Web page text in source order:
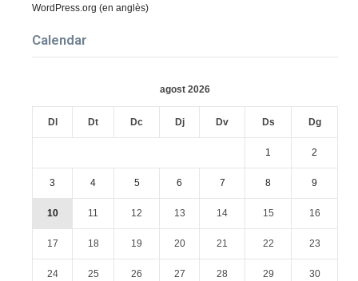
WordPress.org (en anglès)
Calendar
agost 2026
Dl Dt Dc Dj Dv Ds Dg
1 2
3 4 5 6 7 8 9
10 11 12 13 14 15 16
17 18 19 20 21 22 23
24 25 26 27 28 29 30